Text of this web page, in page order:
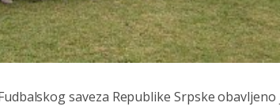
saveza Republike Srpske obavljeno